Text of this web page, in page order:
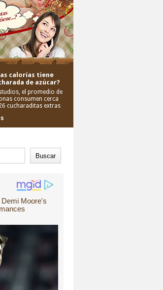
calorías tiene
de azúcar?
el promedio de
consumen cerca
cucharaditas extras